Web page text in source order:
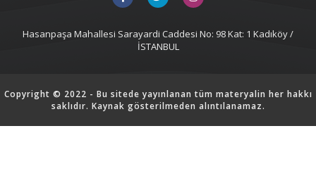
Hasanpaşa Mahallesi Sarayardi Caddesi No: 98 Kat: 1 Kadıköy /
İSTANBUL
Copyright © 2022 - Bu sitede yayınlanan tüm materyalin her hakkı
saklıdır. Kaynak gösterilmeden alıntılanamaz.